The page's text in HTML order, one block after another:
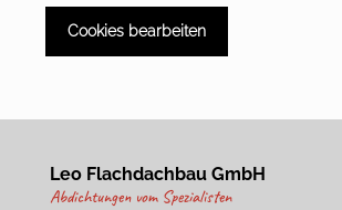
Cookies bearbeiten
Leo Flachdachbau GmbH
Abdichtungen vom Spezialisten